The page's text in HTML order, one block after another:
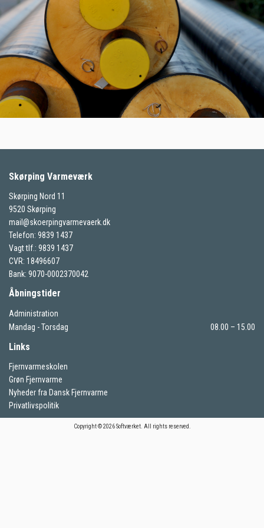
Skørping Varmeværk
Skørping Nord 11
9520 Skørping
mail@skoerpingvarmevaerk.dk
Telefon: 9839 1437
Vagt tlf.: 9839 1437
CVR: 18496607
Bank: 9070-0002370042
Åbningstider
Administration
Mandag - Torsdag
08.00 – 15.00
Links
Fjernvarmeskolen
Grøn Fjernvarme
Nyheder fra Dansk Fjernvarme
Privatlivspolitik
Copyright © 2026 Softværket. All rights reserved.